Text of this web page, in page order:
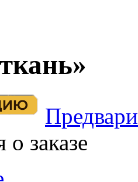
заказе